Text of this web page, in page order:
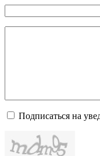
Подписаться на